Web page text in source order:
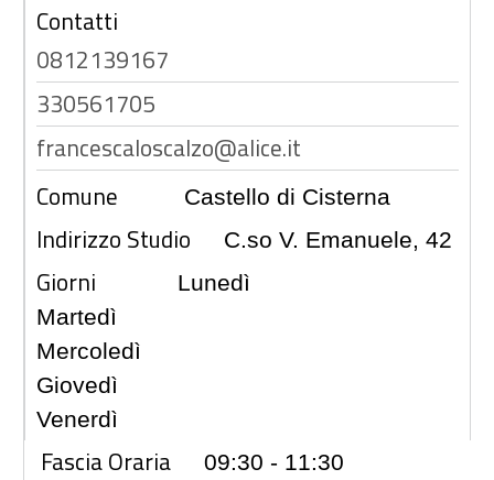
Contatti
0812139167
330561705
francescaloscalzo@alice.it
Comune
Castello di Cisterna
Indirizzo Studio C.so V. Emanuele, 42
Giorni
Lunedì
Martedì
Mercoledì
Giovedì
Venerdì
Fascia Oraria
09:30 - 11:30